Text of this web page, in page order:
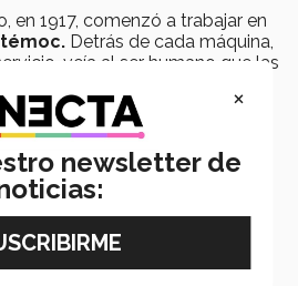
en 1917, comenzó a trabajar en
Detrás de cada máquina,
veía al ser humano que las
sus colaboradores y
y cercano.
Cuauhtémoc fue el de
de Ventas, dicha fábrica
padre, don Isaac Garza, junto
la época. Ahí fue ocupando,
de mayor responsabilidad.
defensor de la
la libertad de emprender.
×
newsletter de